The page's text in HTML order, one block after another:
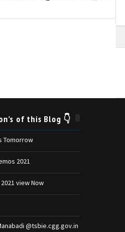
of this Blog 👇
Tomorrow
2021
view Now
@tsbie.cgg.gov.in